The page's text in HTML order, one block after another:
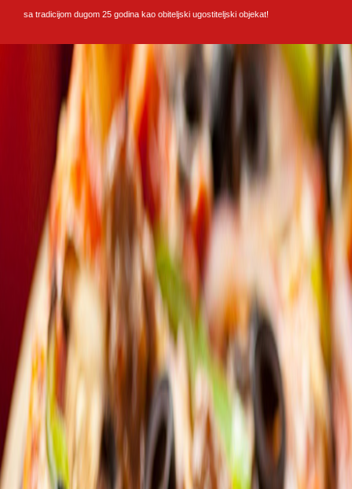
sa tradicijom dugom 25 godina kao obiteljski ugostiteljski objekat!